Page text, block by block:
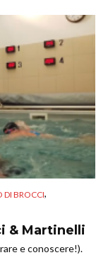
DI BROCCI,
& Martinelli
e conoscere!).